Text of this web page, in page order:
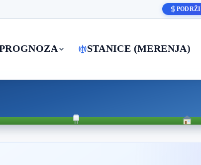
STANICE (MERENJA)